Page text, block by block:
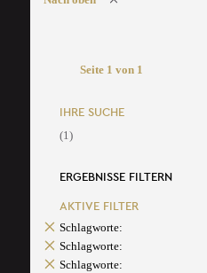
Seite 1 von 1
IHRE SUCHE
(1)
ERGEBNISSE FILTERN
AKTIVE FILTER
Schlagworte:
Schlagworte:
Schlagworte: